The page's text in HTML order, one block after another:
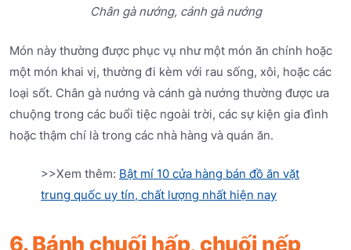
Chân gà nướng, cánh gà nướng
Món này thường được phục vụ như một món ăn chính hoặc
một món khai vị, thường đi kèm với rau sống, xôi, hoặc các
loại sốt. Chân gà nướng và cánh gà nướng thường được ưa
chuộng trong các buổi tiệc ngoài trời, các sự kiện gia đình
hoặc thậm chí là trong các nhà hàng và quán ăn.
>>Xem thêm: Bật mí 10 cửa hàng bán đồ ăn vặt
trung quốc uy tín, chất lượng nhất hiện nay
6. Bánh chuối hấp, chuối nếp